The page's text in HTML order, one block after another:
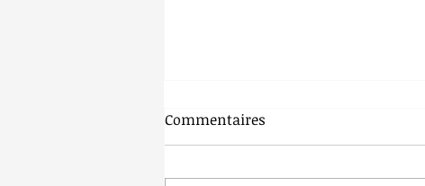
Canicule
Commentaires